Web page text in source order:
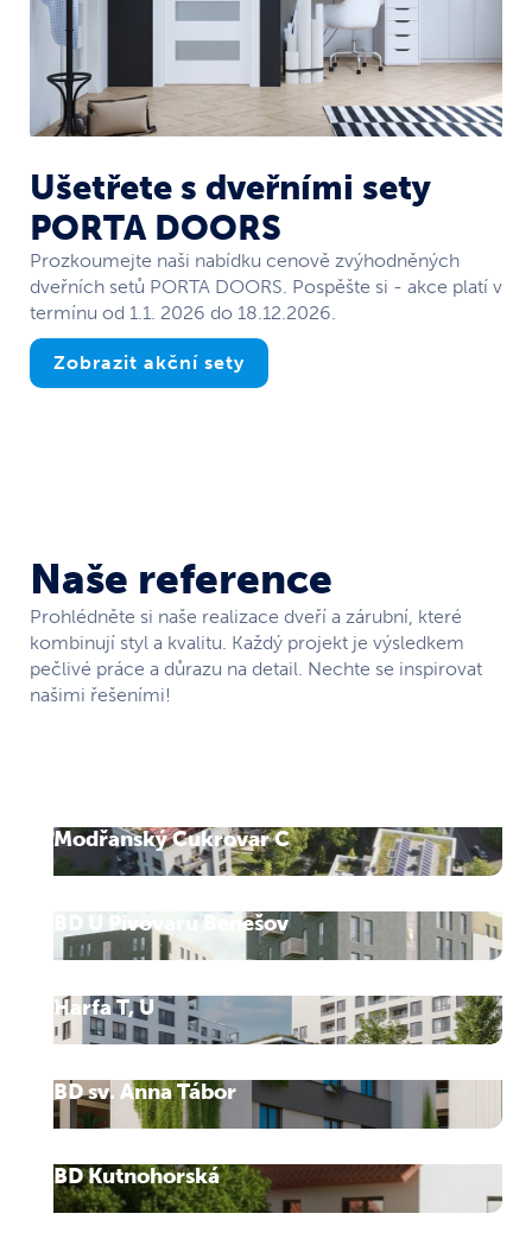
Ušetřete s dveřními sety
PORTA DOORS
Prozkoumejte naši nabídku cenově zvýhodněných
dveřních setů PORTA DOORS. Pospěšte si - akce platí v
termínu od 1.1. 2026 do 18.12.2026.
Zobrazit akční sety
Naše reference
Prohlédněte si naše realizace dveří a zárubní, které
kombinují styl a kvalitu. Každý projekt je výsledkem
pečlivé práce a důrazu na detail. Nechte se inspirovat
našimi řešeními!
Modřanský Cukrovar C
BD U Pivovaru Benešov
Harfa T, U
BD sv. Anna Tábor
BD Kutnohorská